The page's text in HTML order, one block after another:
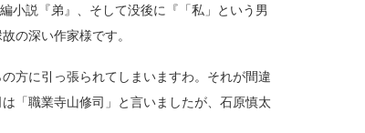
小説『弟』、そして没後に『「私」という男
の深い作家様です。
方に引っ張られてしまいますわ。それが間違
「職業寺山修司」と言いましたが、石原慎太